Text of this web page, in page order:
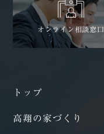
オンライン相談窓口
トップ
高翔の家づくり